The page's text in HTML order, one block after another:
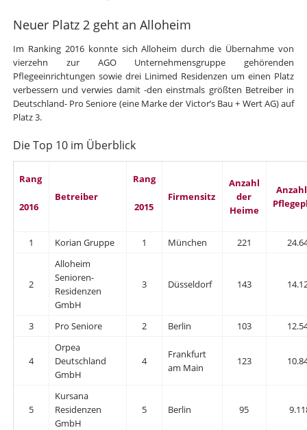
Neuer Platz 2 geht an Alloheim
Im Ranking 2016 konnte sich Alloheim durch die Übernahme von
vierzehn zur AGO Unternehmensgruppe gehörenden
Pflegeeinrichtungen sowie drei Linimed Residenzen um einen Platz
verbessern und verwies damit -den einstmals größten Betreiber in
Deutschland- Pro Seniore (eine Marke der Victor’s Bau + Wert AG) auf
Platz 3.
Die Top 10 im Überblick
Rang
2016
Betreiber
Rang
2015
Firmensitz
Anzahl
der
Heime
1 Korian Gruppe 1 München 221
2
Alloheim
Senioren-
Residenzen
GmbH
3 Düsseldorf 143
3 Pro Seniore 2 Berlin 103
4
Orpea
Deutschland
GmbH
4
Frankfurt
am Main
123
5
Kursana
Residenzen
GmbH
5 Berlin 95